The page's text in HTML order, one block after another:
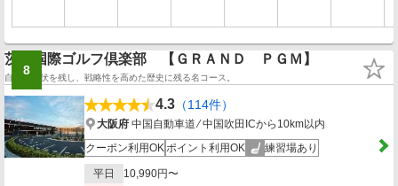
8
茨木国際ゴルフ倶楽部 【ＧＲＡＮＤ ＰＧＭ】
自然の起伏を残し、戦略性を高めた歴史に残る名コース。
4.3 （114件）
大阪府 中国自動車道 ⁄ 中国吹田ICから10km以内
クーポン利用OKポイント利用OK 練習場あり
平日
10,990円〜